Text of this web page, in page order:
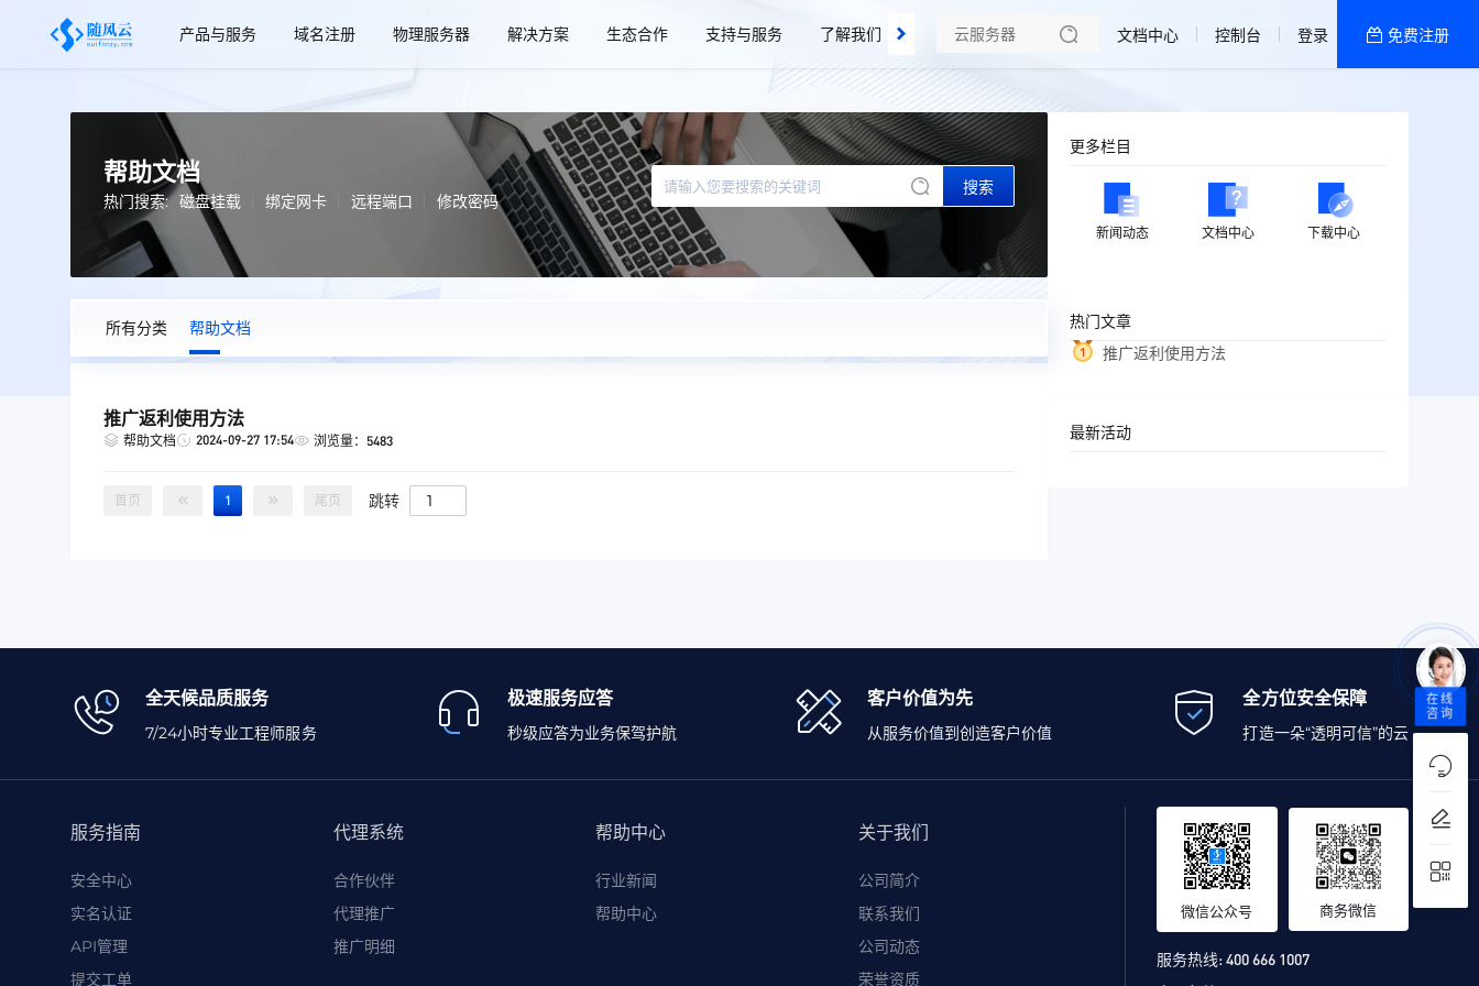
产品与服务 域名注册 物理服务器 解决方案 生态合作 支持与服务
了解我们
文档中心 控制台 登录 免费注册
帮助文档
热门搜索: 磁盘挂载 绑定网卡 远程端口 修改密码
搜索
所有分类 帮助文档
推广返利使用方法
帮助文档 2024-09-27 17:54 浏览量：5483
首页 1 尾页 跳转
更多栏目
新闻动态 文档中心 下载中心
热门文章
推广返利使用方法
最新活动
全天候品质服务
7/24小时专业工程师服务
极速服务应答
秒级应答为业务保驾护航
客户价值为先
从服务价值到创造客户价值
全方位安全保障
打造一朵“透明可信”的云
服务指南
安全中心
实名认证
API管理
提交工单
代理系统
合作伙伴
代理推广
推广明细
帮助中心
行业新闻
帮助中心
关于我们
公司简介
联系我们
公司动态
荣誉资质
微信公众号 商务微信
服务热线:400 666 1007
在线
咨询